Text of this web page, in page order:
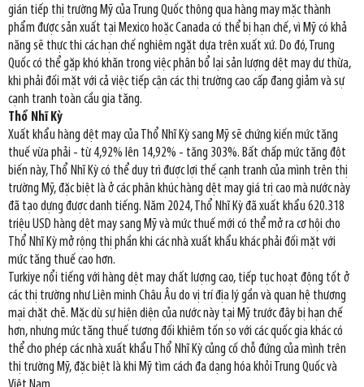
gián tiếp thị trường Mỹ của Trung Quốc thông qua hàng may mặc thành
phẩm được sản xuất tại Mexico hoặc Canada có thể bị hạn chế, vì Mỹ có khả
năng sẽ thực thi các hạn chế nghiêm ngặt dựa trên xuất xứ. Do đó, Trung
Quốc có thể gặp khó khăn trong việc phân bổ lại sản lượng dệt may dư thừa,
khi phải đối mặt với cả việc tiếp cận các thị trường cao cấp đang giảm và sự
cạnh tranh toàn cầu gia tăng.
Thổ Nhĩ Kỳ
Xuất khẩu hàng dệt may của Thổ Nhĩ Kỳ sang Mỹ sẽ chứng kiến mức tăng
thuế vừa phải - từ 4,92% lên 14,92% - tăng 303%. Bất chấp mức tăng đột
biến này, Thổ Nhĩ Kỳ có thể duy trì được lợi thế cạnh tranh của mình trên thị
trường Mỹ, đặc biệt là ở các phân khúc hàng dệt may giá trị cao mà nước này
đã tạo dựng được danh tiếng. Năm 2024, Thổ Nhĩ Kỳ đã xuất khẩu 620.318
triệu USD hàng dệt may sang Mỹ và mức thuế mới có thể mở ra cơ hội cho
Thổ Nhĩ Kỳ mở rộng thị phần khi các nhà xuất khẩu khác phải đối mặt với
mức tăng thuế cao hơn.
Turkiye nổi tiếng với hàng dệt may chất lượng cao, tiếp tục hoạt động tốt ở
các thị trường như Liên minh Châu Âu do vị trí địa lý gần và quan hệ thương
mại chặt chẽ. Mặc dù sự hiện diện của nước này tại Mỹ trước đây bị hạn chế
hơn, nhưng mức tăng thuế tương đối khiêm tốn so với các quốc gia khác có
thể cho phép các nhà xuất khẩu Thổ Nhĩ Kỳ củng cố chỗ đứng của mình trên
thị trường Mỹ, đặc biệt là khi Mỹ tìm cách đa dạng hóa khỏi Trung Quốc và